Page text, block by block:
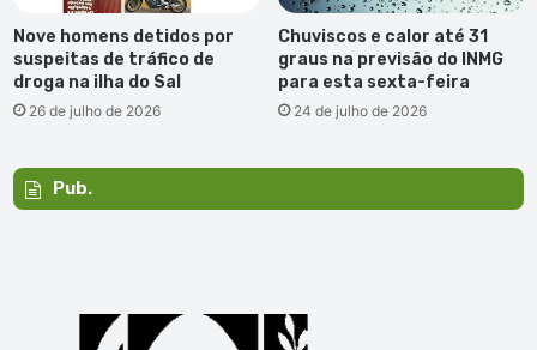
Nove homens detidos por
suspeitas de tráfico de
droga na ilha do Sal
26 de julho de 2026
Chuviscos e calor até 31
graus na previsão do INMG
para esta sexta-feira
24 de julho de 2026
Pub.